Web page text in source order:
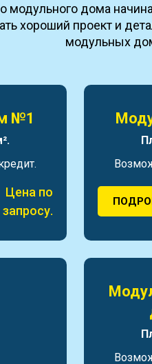
модульного дома
хороший проект и
модульных
№1
Цена по
запросу.